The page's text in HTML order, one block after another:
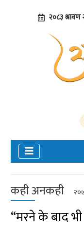
२०८३ श्रावण
कही अनकही
“मरने के बाद